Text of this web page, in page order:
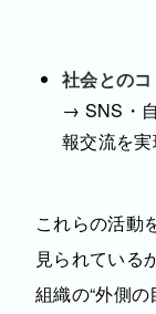
社会との
→ SNS・
報交流を実
これらの活動
見られている
組織の“外側